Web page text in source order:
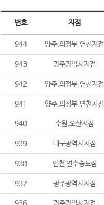
번호 지점
944 양주,의정부,연천지점
943 광주광역시지점
942 양주,의정부,연천지점
941 양주,의정부,연천지점
940 수원,오산지점
939 대구광역시지점
938 인천 연수송도점
937 광주광역시지점